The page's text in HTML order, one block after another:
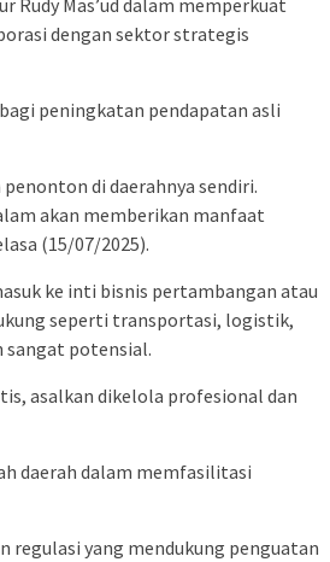
dengan sektor strategis
peningkatan pendapatan asli
di daerahnya sendiri.
akan memberikan manfaat
(15/07/2025).
ke inti bisnis pertambangan atau
seperti transportasi, logistik,
sangat potensial.
asalkan dikelola profesional dan
daerah dalam memfasilitasi
regulasi yang mendukung penguatan